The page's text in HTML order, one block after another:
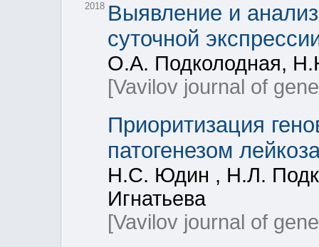
2018 Выявление и
суточной
О.А. Подколодная,
[Vavilov journal of
Приоритизация
патогенезом
Н.С. Юдин , Н.Л.
Игнатьева
[Vavilov journal of